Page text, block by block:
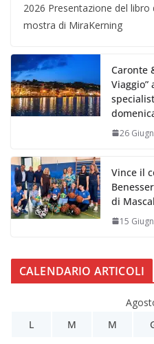
2026 Presentazione del libro
mostra di MiraKerning
Caronte
Viaggio”
26
Vince il
di
15
CALENDARIO ARTICOLI
L
M M